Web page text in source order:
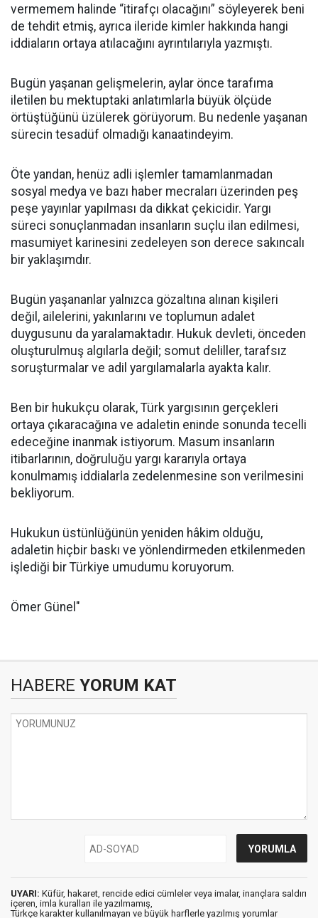
vermemem halinde “itirafçı olacağını” söyleyerek beni
de tehdit etmiş, ayrıca ileride kimler hakkında hangi
iddiaların ortaya atılacağını ayrıntılarıyla yazmıştı.
Bugün yaşanan gelişmelerin, aylar önce tarafıma
iletilen bu mektuptaki anlatımlarla büyük ölçüde
örtüştüğünü üzülerek görüyorum. Bu nedenle yaşanan
sürecin tesadüf olmadığı kanaatindeyim.
Öte yandan, henüz adli işlemler tamamlanmadan
sosyal medya ve bazı haber mecraları üzerinden peş
peşe yayınlar yapılması da dikkat çekicidir. Yargı
süreci sonuçlanmadan insanların suçlu ilan edilmesi,
masumiyet karinesini zedeleyen son derece sakıncalı
bir yaklaşımdır.
Bugün yaşananlar yalnızca gözaltına alınan kişileri
değil, ailelerini, yakınlarını ve toplumun adalet
duygusunu da yaralamaktadır. Hukuk devleti, önceden
oluşturulmuş algılarla değil; somut deliller, tarafsız
soruşturmalar ve adil yargılamalarla ayakta kalır.
Ben bir hukukçu olarak, Türk yargısının gerçekleri
ortaya çıkaracağına ve adaletin eninde sonunda tecelli
edeceğine inanmak istiyorum. Masum insanların
itibarlarının, doğruluğu yargı kararıyla ortaya
konulmamış iddialarla zedelenmesine son verilmesini
bekliyorum.
Hukukun üstünlüğünün yeniden hâkim olduğu,
adaletin hiçbir baskı ve yönlendirmeden etkilenmeden
işlediği bir Türkiye umudumu koruyorum.
Ömer Günel"
HABERE YORUM KAT
UYARI: Küfür, hakaret, rencide edici cümleler veya imalar, inançlara saldırı
içeren, imla kuralları ile yazılmamış,
Türkçe karakter kullanılmayan ve büyük harflerle yazılmış yorumlar